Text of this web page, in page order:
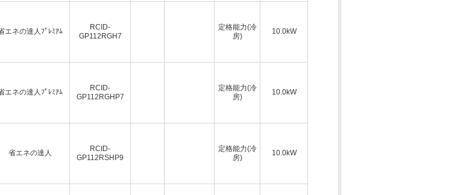
エネの達人ﾌﾟﾚﾐｱﾑ
RCID-
GP112RGH7
定格能力(冷
房)
10.0kW
エネの達人ﾌﾟﾚﾐｱﾑ
RCID-
GP112RGHP7
定格能力(冷
房)
10.0kW
省エネの達人
RCID-
GP112RSHP9
定格能力(冷
房)
10.0kW